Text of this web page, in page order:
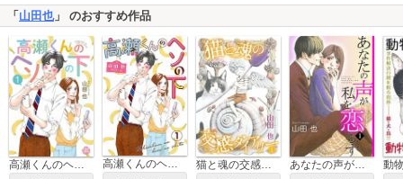
「 山田也」 のおすすめ作品
高瀬くんのヘソの下